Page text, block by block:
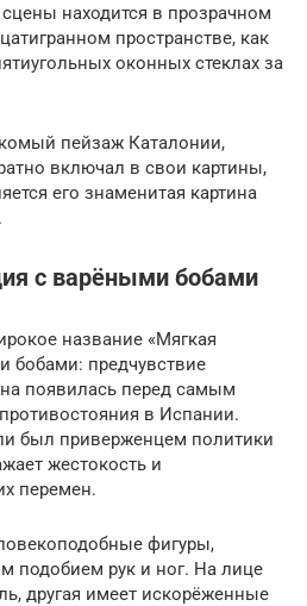
находится в прозрачном
пространстве, как
оконных стеклах за
пейзаж Каталонии,
включал в свои картины,
его знаменитая картина
с варёными бобами
название «Мягкая
бобами: предчувствие
появилась перед самым
в Испании.
был приверженцем политики
жестокость и
перемен.
фигуры,
подобием рук и ног. На лице
другая имеет искорёженные